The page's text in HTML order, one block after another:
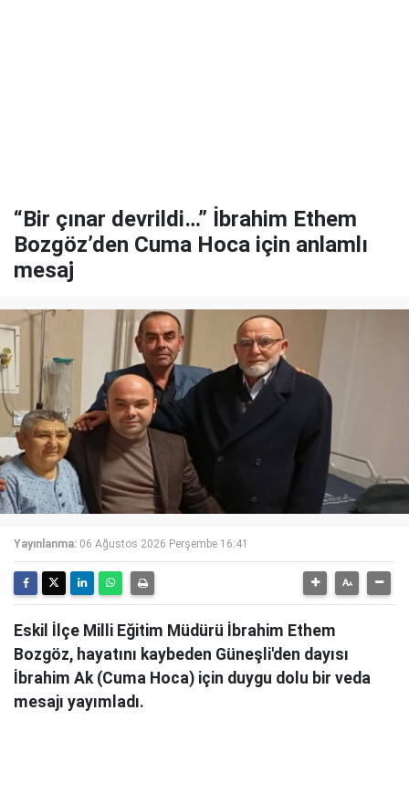
“Bir çınar devrildi…” İbrahim Ethem
Bozgöz’den Cuma Hoca için anlamlı
mesaj
Yayınlanma: 06 Ağustos 2026 Perşembe 16:41
Eskil İlçe Milli Eğitim Müdürü İbrahim Ethem
Bozgöz, hayatını kaybeden Güneşli'den dayısı
İbrahim Ak (Cuma Hoca) için duygu dolu bir veda
mesajı yayımladı.